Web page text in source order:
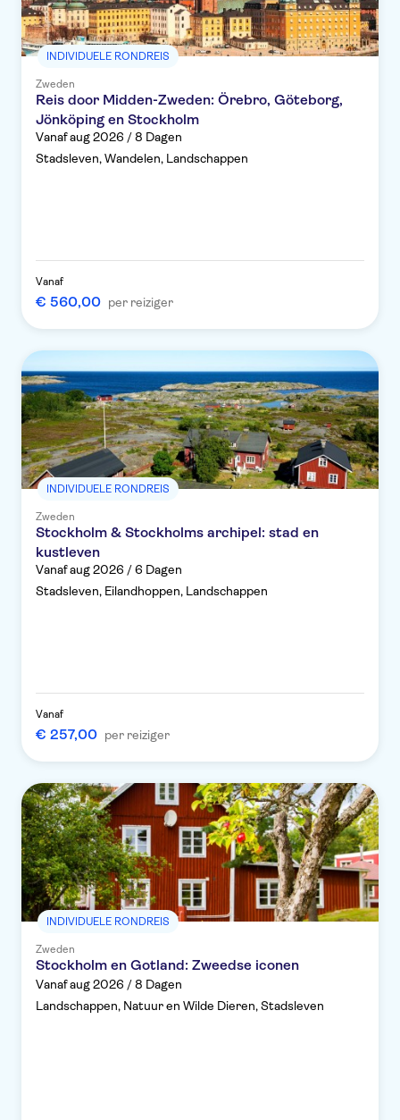
INDIVIDUELE RONDREIS
Zweden
Reis door Midden-Zweden: Örebro, Göteborg,
Jönköping en Stockholm
Vanaf aug 2026 / 8 Dagen
Stadsleven, Wandelen, Landschappen
Vanaf
€ 560,00 per reiziger
INDIVIDUELE RONDREIS
Zweden
Stockholm & Stockholms archipel: stad en
kustleven
Vanaf aug 2026 / 6 Dagen
Stadsleven, Eilandhoppen, Landschappen
Vanaf
€ 257,00 per reiziger
INDIVIDUELE RONDREIS
Zweden
Stockholm en Gotland: Zweedse iconen
Vanaf aug 2026 / 8 Dagen
Landschappen, Natuur en Wilde Dieren, Stadsleven